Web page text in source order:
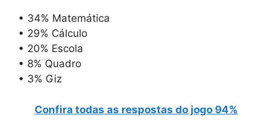
• 34% Matemática
• 29% Cálculo
• 20% Escola
• 8% Quadro
• 3% Giz
Confira todas as respostas do jogo 94%